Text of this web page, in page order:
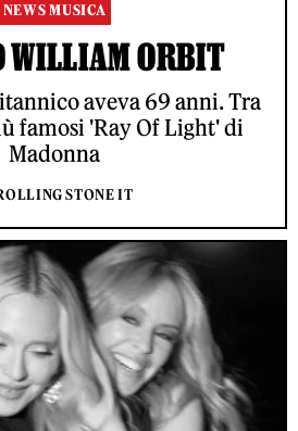
NEWS MUSICA
WILLIAM ORBIT
aveva 69 anni. Tra
famosi 'Ray Of Light' di
Madonna
STONE IT